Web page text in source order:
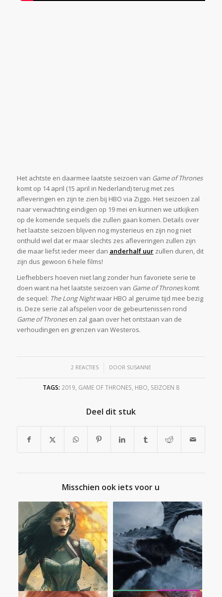
Het achtste en daarmee laatste seizoen van Game of Thrones
komt op 14 april (15 april in Nederland) terug met zes
afleveringen en zijn te zien bij HBO via Ziggo. Het seizoen zal
naar verwachting eindigen op 19 mei en kunnen we uitkijken
op de komende sequels die zullen gaan komen. Details over
het laatste seizoen blijven nog mysterieus en zijn nog niet
onthuld wel dat er maar slechts zes afleveringen zullen zijn
die maar liefst ieder meer dan anderhalf uur zullen duren, dit
zijn dus gewoon 6 hele films!
Liefhebbers hoeven niet lang zonder hun favoriete serie te
doen want na het laatste seizoen van Game of Throneskomt
de sequel: The Long Nightwaar HBO al geruime tijd mee bezig
is. Deze serie zal afspelen voor de gebeurtenissen rond
Game of Thronesen zal gaan over het ontstaan van de
verhoudingen en grenzen van Westeros.
2 REACTIES
/ DOOR SUSANNE
TAGS: 2019 GAME OF THRONES HBO SEIZOEN 8
Deel dit stuk
Misschien ook iets voor u